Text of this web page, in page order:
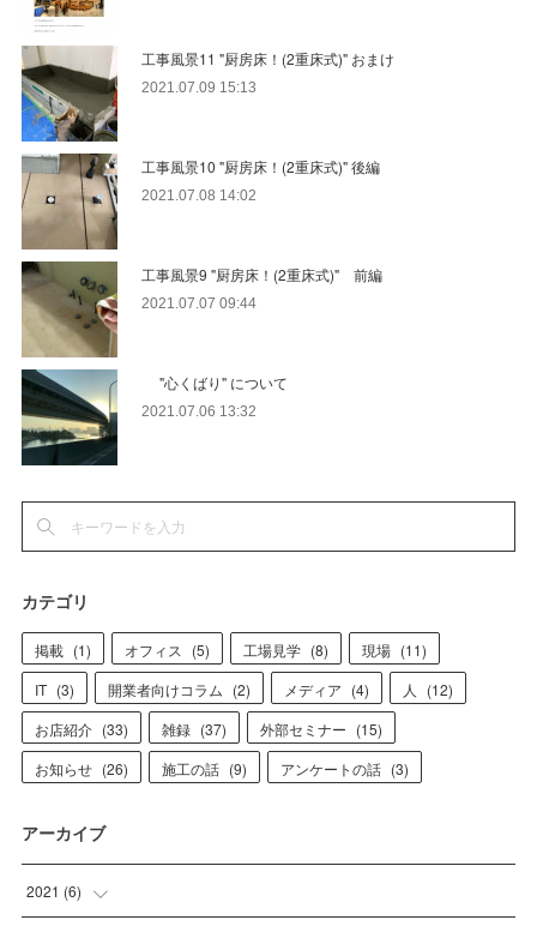
工事風景11 "厨房床！(2重床式)" おまけ
2021.07.09 15:13
工事風景10 "厨房床！(2重床式)" 後編
2021.07.08 14:02
工事風景9 "厨房床！(2重床式)" 前編
2021.07.07 09:44
"心くばり" について
2021.07.06 13:32
カテゴリ
掲載 (1) オフィス (5) 工場見学 (8) 現場 (11)
IT (3) 開業者向けコラム (2) メディア (4) 人 (12)
お店紹介 (33) 雑録 (37) 外部セミナー (15)
お知らせ (26) 施工の話 (9) アンケートの話 (3)
アーカイブ
2021 (6)